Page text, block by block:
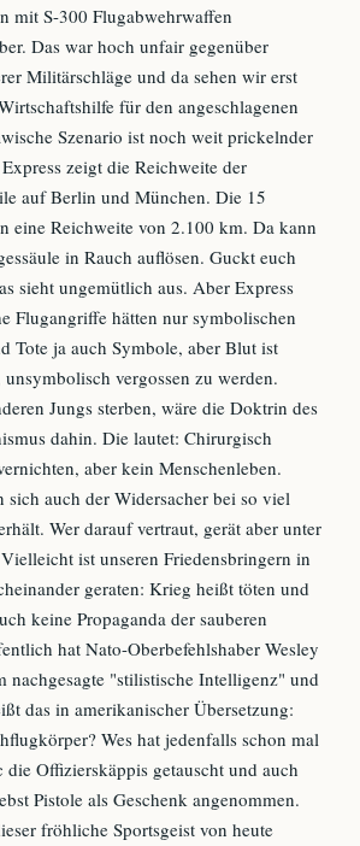
mit S-300 Flugabwehrwaffen
Das war hoch unfair gegenüber
Militärschläge und da sehen wir erst
für den angeschlagenen
Szenario ist noch weit prickelnder
zeigt die Reichweite der
auf Berlin und München. Die 15
eine Reichweite von 2.100 km. Da kann
in Rauch auflösen. Guckt euch
sieht ungemütlich aus. Aber Express
Flugangriffe hätten nur symbolischen
Tote ja auch Symbole, aber Blut ist
vergossen zu werden.
Jungs sterben, wäre die Doktrin des
dahin. Die lautet: Chirurgisch
aber kein Menschenleben.
sich auch der Widersacher bei so viel
Wer darauf vertraut, gerät aber unter
ist unseren Friedensbringern in
geraten: Krieg heißt töten und
keine Propaganda der sauberen
hat Nato-Oberbefehlshaber Wesley
nachgesagte "stilistische Intelligenz" und
das in amerikanischer Übersetzung:
Wes hat jedenfalls schon mal
Offizierskäppis getauscht und auch
Pistole als Geschenk angenommen.
fröhliche Sportsgeist von heute